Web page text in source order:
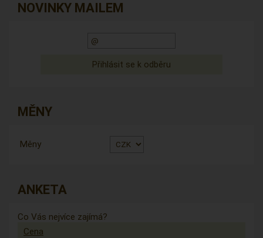
NOVINKY MAILEM
MĚNY
Měny
ANKETA
Co Vás nejvíce zajímá?
Cena